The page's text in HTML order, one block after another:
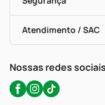
Troca E Devolução
Bulas De A A Z
Políticas De
Testes Rápidos
Autoteste Covid-19
Certificado De
Portal Da Privacidade
Atendimento / SAC
WhatsApp (47)
Nossas redes sociais